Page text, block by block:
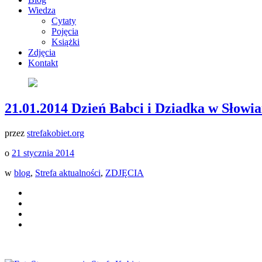
Wiedza
Cytaty
Pojęcia
Książki
Zdjęcia
Kontakt
21.01.2014 Dzień Babci i Dziadka w
przez strefakobiet.org
o 21 stycznia 2014
w blog, Strefa aktualności, ZDJĘCIA